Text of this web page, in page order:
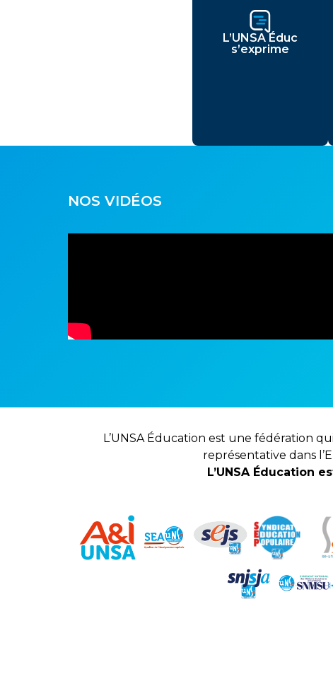
L’UNSA Éduc
s’exprime
NOS VIDÉOS
L’UNSA Éducation est une fédération
représentative dans
L’UNSA Éducation